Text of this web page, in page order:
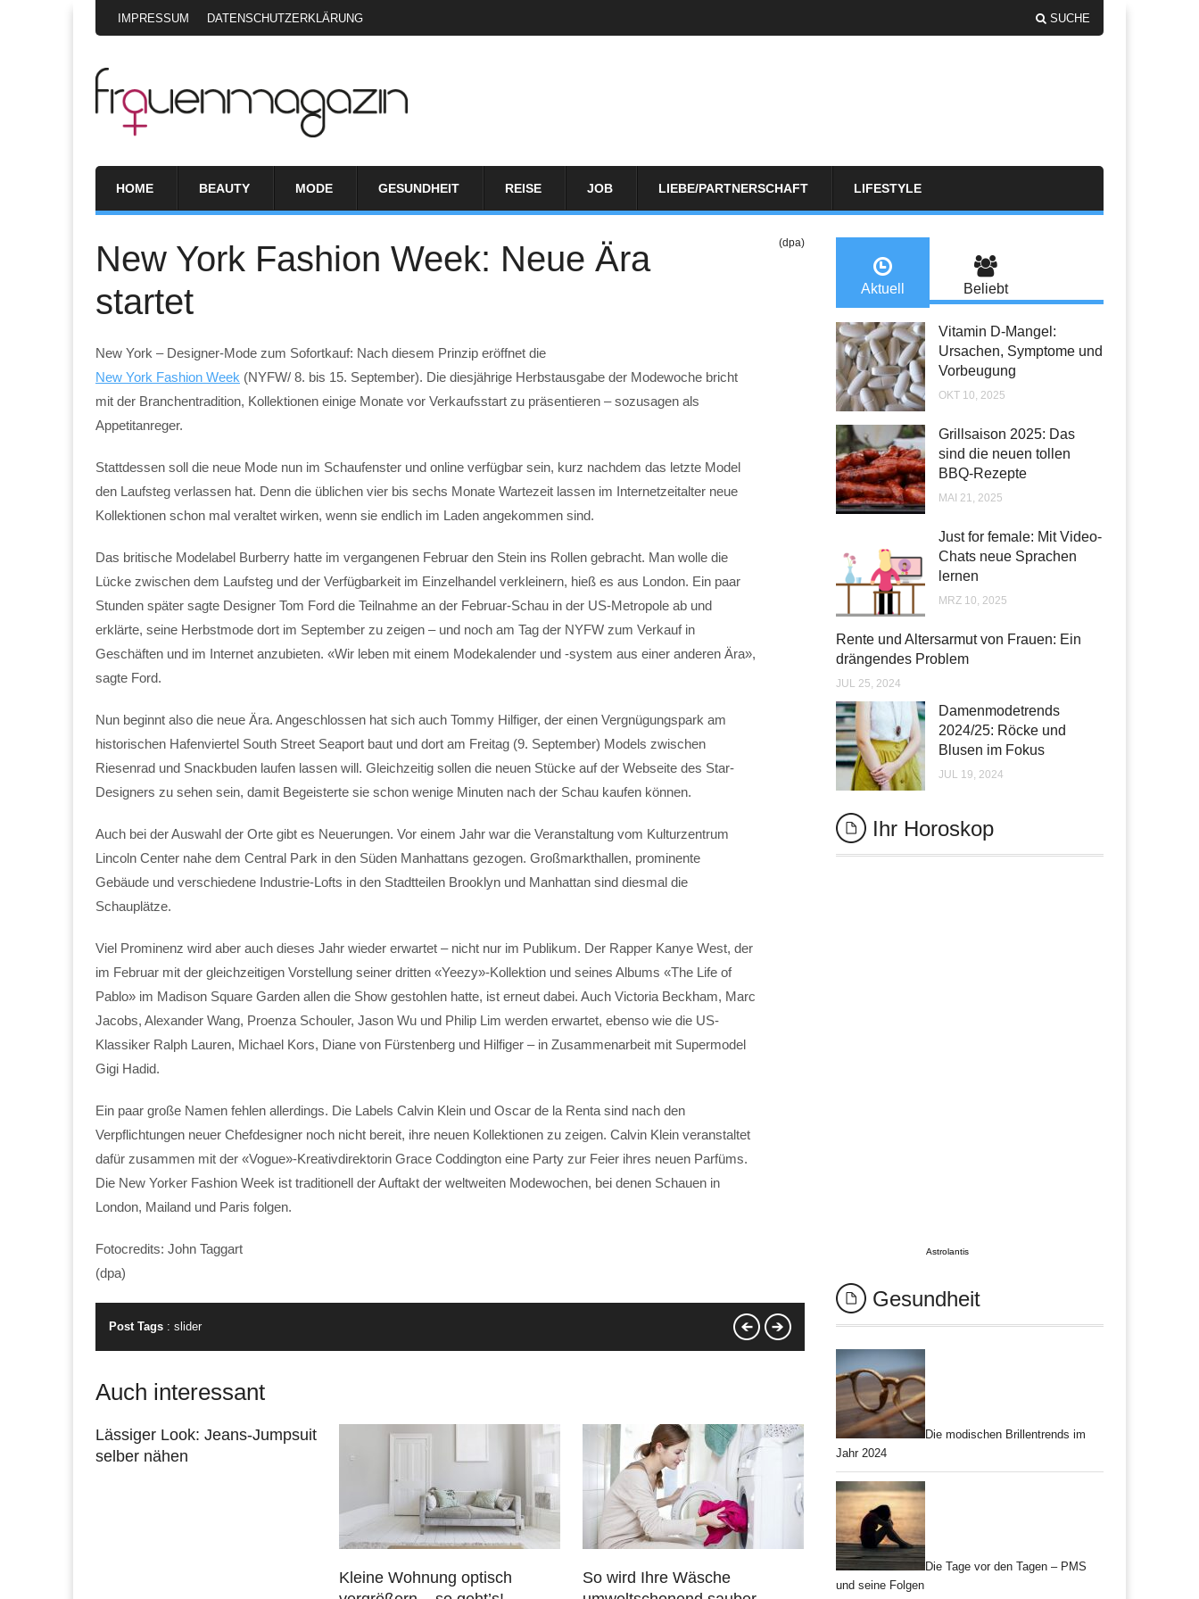
IMPRESSUM DATENSCHUTZERKLÄRUNG SUCHE
HOME BEAUTY MODE GESUNDHEIT REISE JOB LIEBE/PARTNERSCHAFT LIFESTYLE
New York Fashion Week: Neue Ära
startet
(dpa)
New York – Designer-Mode zum Sofortkauf: Nach diesem Prinzip eröffnet die
New York Fashion Week (NYFW/ 8. bis 15. September). Die diesjährige Herbstausgabe der Modewoche bricht
mit der Branchentradition, Kollektionen einige Monate vor Verkaufsstart zu präsentieren – sozusagen als
Appetitanreger.
Stattdessen soll die neue Mode nun im Schaufenster und online verfügbar sein, kurz nachdem das letzte Model
den Laufsteg verlassen hat. Denn die üblichen vier bis sechs Monate Wartezeit lassen im Internetzeitalter neue
Kollektionen schon mal veraltet wirken, wenn sie endlich im Laden angekommen sind.
Das britische Modelabel Burberry hatte im vergangenen Februar den Stein ins Rollen gebracht. Man wolle die
Lücke zwischen dem Laufsteg und der Verfügbarkeit im Einzelhandel verkleinern, hieß es aus London. Ein paar
Stunden später sagte Designer Tom Ford die Teilnahme an der Februar-Schau in der US-Metropole ab und
erklärte, seine Herbstmode dort im September zu zeigen – und noch am Tag der NYFW zum Verkauf in
Geschäften und im Internet anzubieten. «Wir leben mit einem Modekalender und -system aus einer anderen Ära»,
sagte Ford.
Nun beginnt also die neue Ära. Angeschlossen hat sich auch Tommy Hilfiger, der einen Vergnügungspark am
historischen Hafenviertel South Street Seaport baut und dort am Freitag (9. September) Models zwischen
Riesenrad und Snackbuden laufen lassen will. Gleichzeitig sollen die neuen Stücke auf der Webseite des Star-
Designers zu sehen sein, damit Begeisterte sie schon wenige Minuten nach der Schau kaufen können.
Auch bei der Auswahl der Orte gibt es Neuerungen. Vor einem Jahr war die Veranstaltung vom Kulturzentrum
Lincoln Center nahe dem Central Park in den Süden Manhattans gezogen. Großmarkthallen, prominente
Gebäude und verschiedene Industrie-Lofts in den Stadtteilen Brooklyn und Manhattan sind diesmal die
Schauplätze.
Viel Prominenz wird aber auch dieses Jahr wieder erwartet – nicht nur im Publikum. Der Rapper Kanye West, der
im Februar mit der gleichzeitigen Vorstellung seiner dritten «Yeezy»-Kollektion und seines Albums «The Life of
Pablo» im Madison Square Garden allen die Show gestohlen hatte, ist erneut dabei. Auch Victoria Beckham, Marc
Jacobs, Alexander Wang, Proenza Schouler, Jason Wu und Philip Lim werden erwartet, ebenso wie die US-
Klassiker Ralph Lauren, Michael Kors, Diane von Fürstenberg und Hilfiger – in Zusammenarbeit mit Supermodel
Gigi Hadid.
Ein paar große Namen fehlen allerdings. Die Labels Calvin Klein und Oscar de la Renta sind nach den
Verpflichtungen neuer Chefdesigner noch nicht bereit, ihre neuen Kollektionen zu zeigen. Calvin Klein veranstaltet
dafür zusammen mit der «Vogue»-Kreativdirektorin Grace Coddington eine Party zur Feier ihres neuen Parfüms.
Die New Yorker Fashion Week ist traditionell der Auftakt der weltweiten Modewochen, bei denen Schauen in
London, Mailand und Paris folgen.
Fotocredits: John Taggart
(dpa)
Post Tags : slider
Auch interessant
Lässiger Look: Jeans-Jumpsuit
selber nähen
Kleine Wohnung optisch
So wird Ihre Wäsche
Aktuell Beliebt
Vitamin D-Mangel:
Ursachen, Symptome und
Vorbeugung
OKT 10, 2025
Grillsaison 2025: Das
sind die neuen tollen
BBQ-Rezepte
MAI 21, 2025
Just for female: Mit Video-
Chats neue Sprachen
lernen
MRZ 10, 2025
Rente und Altersarmut von Frauen: Ein
drängendes Problem
JUL 25, 2024
Damenmodetrends
2024/25: Röcke und
Blusen im Fokus
JUL 19, 2024
Ihr Horoskop
Astrolantis
Gesundheit
Die modischen Brillentrends im
Jahr 2024
Die Tage vor den Tagen – PMS
und seine Folgen